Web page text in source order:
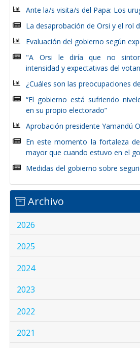
Ante la/s visita/s del Papa: Los
La desaprobación de Orsi y el rol
Evaluación del gobierno según
"A Orsi le diría que no
intensidad y expectativas del
¿Cuáles son las preocupaciones
“El gobierno está sufriendo
en su propio electorado”
Aprobación presidente Yamandú
En este momento la fortaleza
mayor que cuando estuvo en el
Medidas del gobierno sobre
Archivo
2026
2025
2024
2023
2022
2021